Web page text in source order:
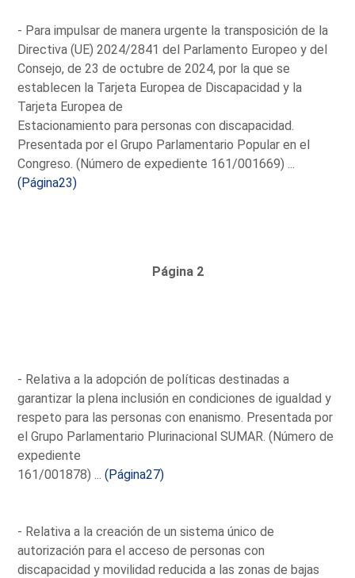
- Para impulsar de manera urgente la transposición de la
Directiva (UE) 2024/2841 del Parlamento Europeo y del
Consejo, de 23 de octubre de 2024, por la que se
establecen la Tarjeta Europea de Discapacidad y la
Tarjeta Europea de
Estacionamiento para personas con discapacidad.
Presentada por el Grupo Parlamentario Popular en el
Congreso. (Número de expediente 161/001669) ...
(Página23)
Página 2
- Relativa a la adopción de políticas destinadas a
garantizar la plena inclusión en condiciones de igualdad y
respeto para las personas con enanismo. Presentada por
el Grupo Parlamentario Plurinacional SUMAR. (Número de
expediente
161/001878) ...(Página27)
- Relativa a la creación de un sistema único de
autorización para el acceso de personas con
discapacidad y movilidad reducida a las zonas de bajas